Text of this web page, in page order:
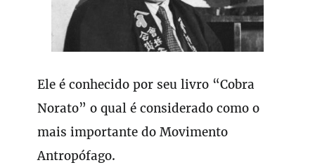
Ele é conhecido por seu livro “Cobra
Norato” o qual é considerado como o
mais importante do Movimento
Antropófago.